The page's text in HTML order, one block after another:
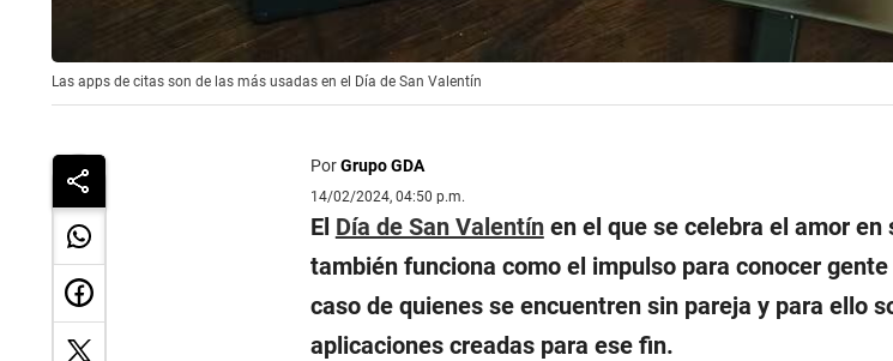
Las apps de citas son de las más usadas en el Día de San Valentín
PorGrupo GDA
14/02/2024, 04:50 p.m.
El Día de San Valentínen el que se celebra el amor en
también funciona como el impulso para conocer
caso de quienes se encuentren sin pareja y para ello
aplicaciones creadas para ese fin.